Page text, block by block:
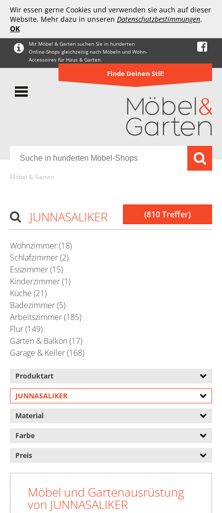
Wir essen gerne Cookies und verwenden sie auch auf dieser
Website. Mehr dazu in unseren Datenschutzbestimmungen.
OK
Mit Möbel & Garten suchen Sie in hunderten
Online-Shops gleichzeitig nach Möbeln und Wohn-
Accessoires für Haus & Garten.
Finde Deinen Stil!
Möbel & Garten
(810 Treffer)
JUNNASALIKER
Wohnzimmer (18)
Schlafzimmer (2)
Esszimmer (15)
Kinderzimmer (1)
Küche (21)
Badezimmer (5)
Arbeitszimmer (185)
Flur (149)
Garten & Balkon (17)
Garage & Keller (168)
Produktart
JUNNASALIKER
Material
Farbe
Preis
Möbel und Gartenausrüstung
von JUNNASALIKER